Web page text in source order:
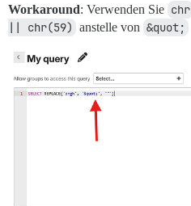
Workaround: Verwenden Sie chr
|| chr(59) anstelle von &quot;